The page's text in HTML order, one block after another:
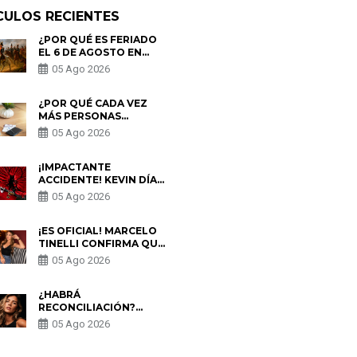
RECIENTES
¿POR QUÉ ES FERIADO
EL 6 DE AGOSTO EN
PERÚ? ESTA ES LA
HISTORIA
05 Ago 2026
¿POR QUÉ CADA VEZ
MÁS PERSONAS
UTILIZAN UNA VPN
PARA PROTEGER SU
05 Ago 2026
¡IMPACTANTE
ACCIDENTE! KEVIN DÍAZ
CAE DESDE OCHO
METROS EN “ESTO ES
PREOCUPACIÓN
05 Ago 2026
¡ES OFICIAL! MARCELO
TINELLI CONFIRMA QUE
REGRESÓ CON MILETT
FIGUEROA: “EL AMOR
05 Ago 2026
¿HABRÁ
RECONCILIACIÓN?
MARIO HART ADMITE
QUE PODRÍA VOLVER
05 Ago 2026